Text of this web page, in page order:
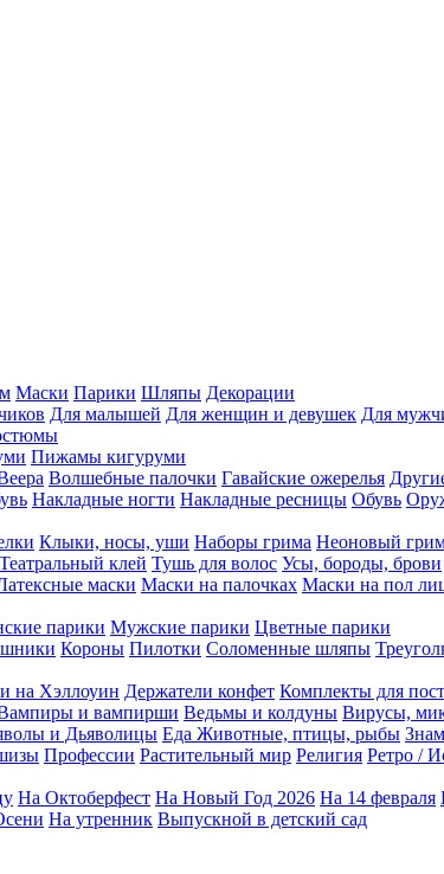
Маски Парики Шляпы Декорации
Для малышей Для женщин и девушек Для
Пижамы кигуруми
Волшебные палочки Гавайские ожерелья
Накладные ногти Накладные ресницы Обувь
Клыки, носы, уши Наборы грима Неоновый
Театральный клей Тушь для волос Усы, бороды, брови
маски Маски на палочках Маски на пол
парики Мужские парики Цветные парики
Короны Пилотки Соломенные шляпы
на Хэллоуин Держатели конфет Комплекты для
и вампирши Ведьмы и колдуны Вирусы,
и Дьяволицы Еда Животные, птицы, рыбы
Профессии Растительный мир Религия Ретро /
На Октоберфест На Новый Год 2026 На 14 февраля
На утренник Выпускной в детский сад